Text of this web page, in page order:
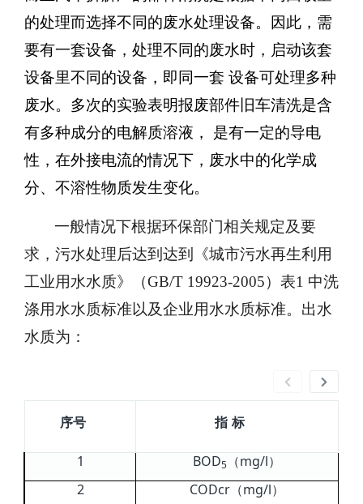
的处理而选择不同的废水处理设备。因此，需
要有一套设备，处理不同的废水时，启动该套
设备里不同的设备，即同一套 设备可处理多种
废水。多次的实验表明报废部件旧车清洗是含
有多种成分的电解质溶液， 是有一定的导电
性，在外接电流的情况下，废水中的化学成
分、不溶性物质发生变化。
一般情况下根据环保部门相关规定及要
求，污水处理后达到达到《城市污水再生利用
工业用水水质》（GB/T 19923-2005）表1 中洗
涤用水水质标准以及企业用水水质标准。出水
水质为：
序号 指 标
1 BOD5 （mg/l）
2 CODcr （mg/l）